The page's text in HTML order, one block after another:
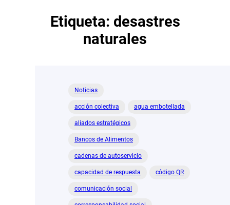
Etiqueta: desastres
naturales
Noticias
acción colectiva agua embotellada
aliados estratégicos
Bancos de Alimentos
cadenas de autoservicio
capacidad de respuesta código QR
comunicación social